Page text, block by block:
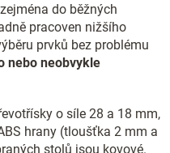
do běžných
pracoven nižšího
prvků bez problému
nebo neobvykle
o síle 28 a 18 mm,
hrany (tloušťka 2 mm a
stolů jsou kovové.